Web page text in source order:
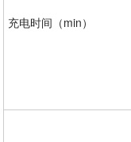
充电时间（min）